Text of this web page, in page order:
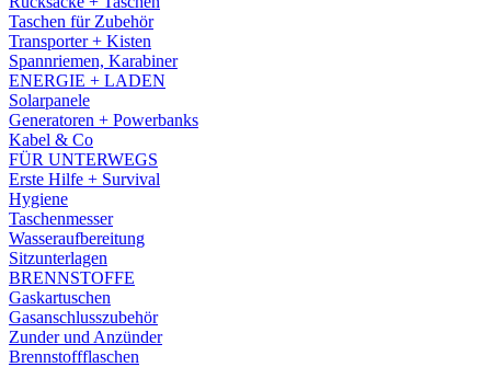
Taschen für Zubehör
Transporter + Kisten
Spannriemen, Karabiner
ENERGIE + LADEN
Solarpanele
Generatoren + Powerbanks
Kabel & Co
FÜR UNTERWEGS
Erste Hilfe + Survival
Hygiene
Taschenmesser
Wasseraufbereitung
Sitzunterlagen
BRENNSTOFFE
Gaskartuschen
Gasanschlusszubehör
Zunder und Anzünder
Brennstoffflaschen